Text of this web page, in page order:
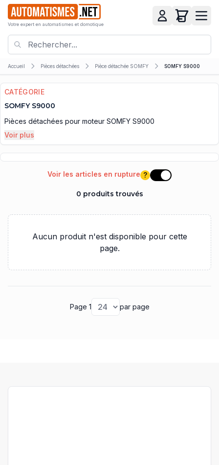
Votre expert en automatismes et domotique
Accueil Pièces détachées Pièce détachée SOMFY SOMFY S9000
CATÉGORIE
SOMFY S9000
Pièces détachées pour moteur SOMFY S9000
Voir plus
Voir les articles en rupture ? Voir les articles
0 produits trouvés
Aucun produit n'est disponible pour cette
page.
Page 1 par page